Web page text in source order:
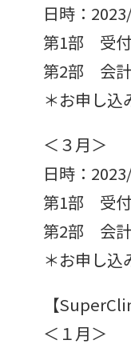
日時：
第1部 受
第2部 会
＊お申し込
＜３月＞
日時：
第1部 受
第2部 会
＊お申し込
【
＜１月＞